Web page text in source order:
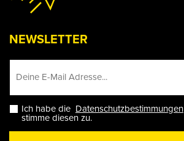
NEWSLETTER
Ich habe die Datenschutzbestimmungen
stimme diesen zu.